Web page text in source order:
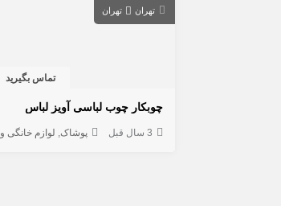
تهران تهران
تماس بگیرید
چوبكار چوب لباسی آويز لباس
3 سال قبل پوشاک لوازم خانگی و شخصی